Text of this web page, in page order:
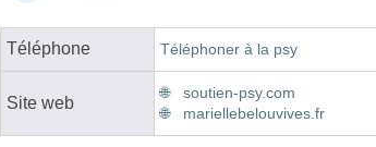
Téléphone Téléphoner à la psy
Site web
soutien-psy.com
mariellebelouvives.fr